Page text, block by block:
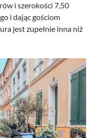
i szerokości 7,50
i dając gościom
jest zupełnie inna niż